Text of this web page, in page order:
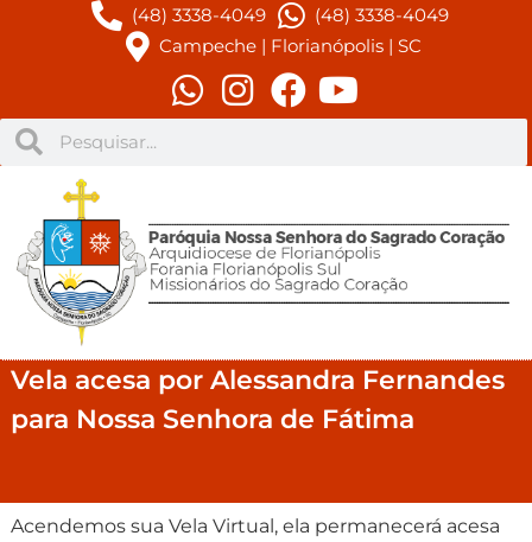
(48) 3338-4049
(48) 3338-4049
Campeche | Florianópolis | SC
Vela acesa por Alessandra Fernandes
para Nossa Senhora de Fátima
Acendemos sua Vela Virtual, ela permanecerá acesa